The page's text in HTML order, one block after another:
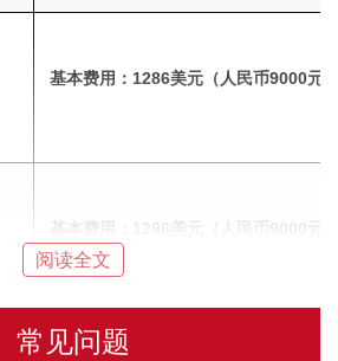
基本费用： 1286美元（人民币9000元
阅读全文
常见问题